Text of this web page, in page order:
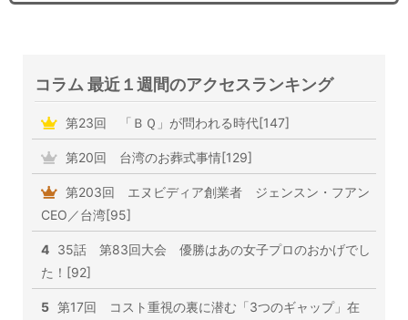
コラム 最近１週間のアクセスランキング
第23回 「ＢＱ」が問われる時代[147]
第20回 台湾のお葬式事情[129]
第203回 エヌビディア創業者 ジェンスン・フアン
CEO／台湾[95]
4 35話 第83回大会 優勝はあの女子プロのおかげでし
た！[92]
5 第17回 コスト重視の裏に潜む「3つのギャップ」在